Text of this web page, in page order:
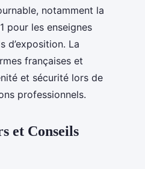
notamment la
pour les enseignes
d’exposition. La
françaises et
et sécurité lors de
professionnels.
et Conseils